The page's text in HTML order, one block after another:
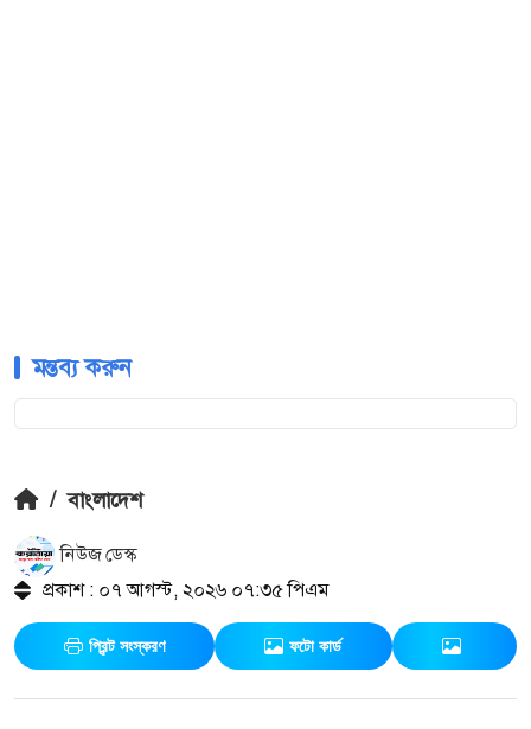
মন্তব্য করুন
/ বাংলাদেশ
নিউজ ডেস্ক
প্রকাশ : ০৭ আগস্ট, ২০২৬ ০৭:৩৫ পিএম
প্রিন্ট সংস্করণ ফটো কার্ড